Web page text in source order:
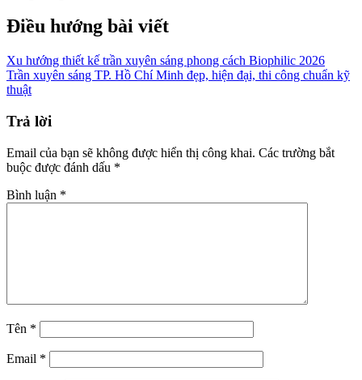
Điều hướng bài viết
Xu hướng thiết kế trần xuyên sáng phong cách Biophilic 2026
Trần xuyên sáng TP. Hồ Chí Minh đẹp, hiện đại, thi công chuẩn kỹ
thuật
Trả lời
Email của bạn sẽ không được hiển thị công khai. Các trường bắt
buộc được đánh dấu *
Bình luận *
Tên *
Email *